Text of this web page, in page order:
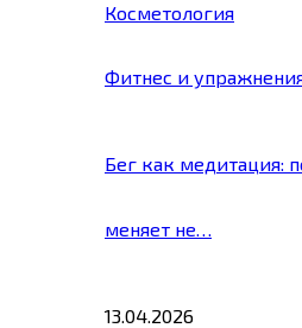
Косметология
Фитнес и
Бег как медитация:
меняет не…
13.04.2026